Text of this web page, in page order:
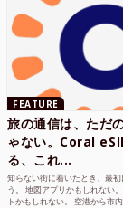
FEATURE
旅の通信は、ただ
ゃない。Coral
る、これ...
知らない街に着いたとき、最
う。 地図アプリかもしれない
トかもしれない。 空港から市